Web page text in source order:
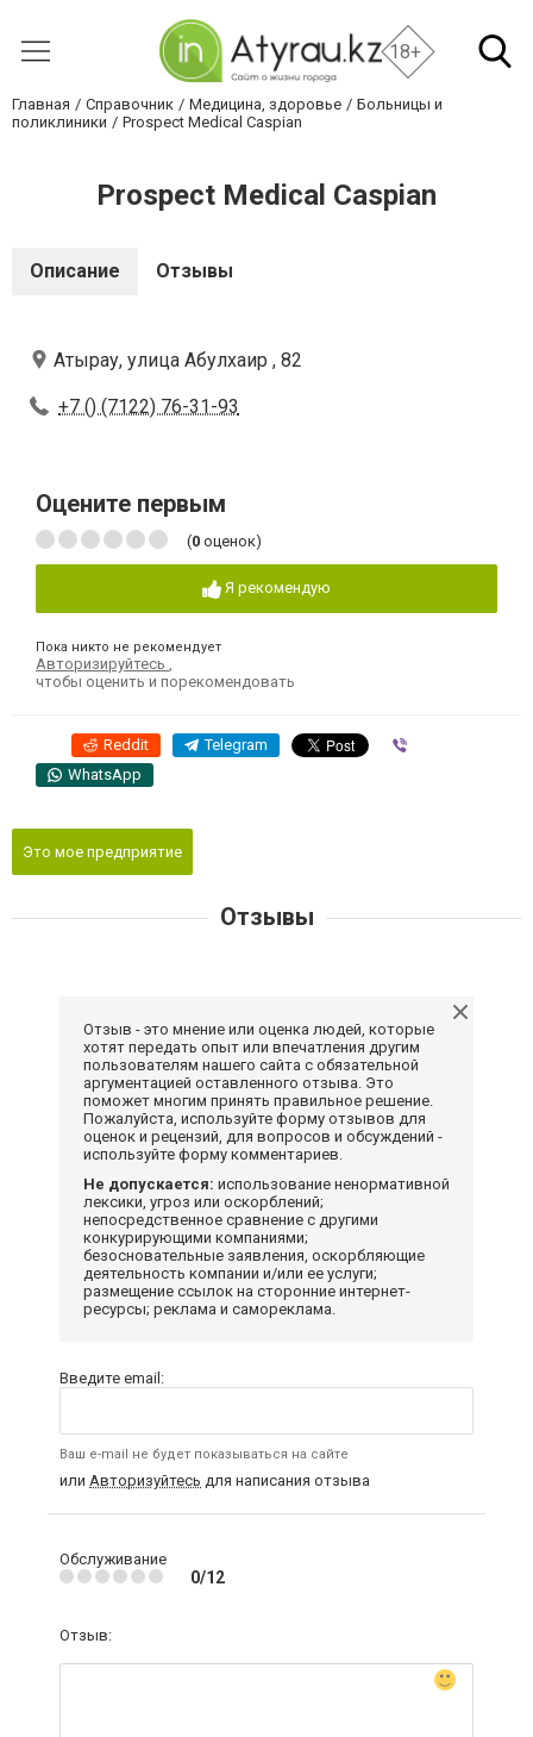
18+
Главная Справочник Медицина, здоровье
Больницы и
поликлиники
Prospect Medical Caspian
Prospect Medical Caspian
Описание Отзывы
Атырау, улица Абулхаир , 82
+7 () (7122) 76-31-93
Оцените первым
(0 оценок)
Я рекомендую
Пока никто не рекомендует
Авторизируйтесь
чтобы оценить и порекомендовать
Reddit Telegram
WhatsApp
Это мое предприятие
Отзывы
Отзыв - это мнение или оценка людей, которые
хотят передать опыт или впечатления другим
пользователям нашего сайта с обязательной
аргументацией оставленного отзыва. Это
поможет многим принять правильное решение.
Пожалуйста, используйте форму отзывов для
оценок и рецензий, для вопросов и обсуждений -
используйте форму комментариев.
Не допускается: использование ненормативной
лексики, угроз или оскорблений;
непосредственное сравнение с другими
конкурирующими компаниями;
безосновательные заявления, оскорбляющие
деятельность компании и/или ее услуги;
размещение ссылок на сторонние интернет-
ресурсы; реклама и самореклама.
Введите email:
Ваш e-mail не будет показываться на сайте
или Авторизуйтесь для написания отзыва
Обслуживание
0/12
Отзыв: